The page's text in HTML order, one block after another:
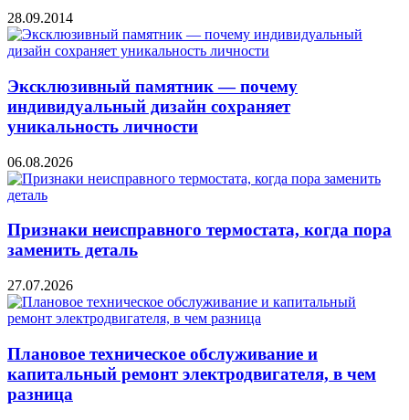
28.09.2014
Эксклюзивный памятник — почему
индивидуальный дизайн сохраняет
уникальность личности
06.08.2026
Признаки неисправного термостата, когда пора
заменить деталь
27.07.2026
Плановое техническое обслуживание и
капитальный ремонт электродвигателя, в чем
разница